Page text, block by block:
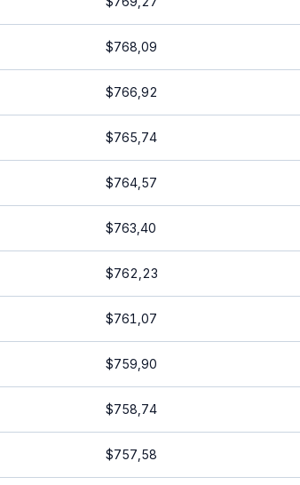
$768,09
$766,92
$765,74
$764,57
$763,40
$762,23
$761,07
$759,90
$758,74
$757,58